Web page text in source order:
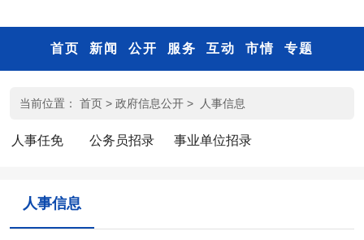
首页 新闻 公开 服务 互动 市情 专题
当前位置： 首页 > 政府信息公开 > 人事信息
人事任免 公务员招录 事业单位招录
人事信息